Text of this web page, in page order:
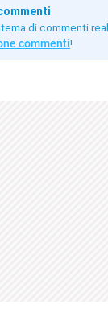
di commenti
commenti!